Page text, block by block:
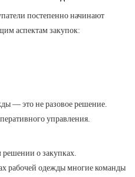
постепенно начинают
аспектам закупок:
— это не разовое решение.
управления.
о закупках.
рабочей одежды многие команды